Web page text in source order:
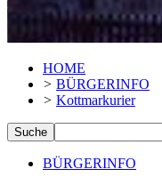
HOME
> BÜRGERINFO
> Kottmarkurier
BÜRGERINFO